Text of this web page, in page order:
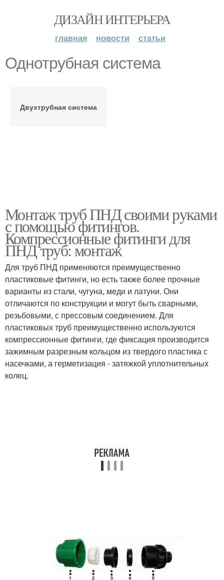
ДИЗАЙН ИНТЕРЬЕРА
главная новости статьи
Однотрубная система
Двухтрубная система
Монтаж труб ПНД своими руками
с помощью фитингов.
Компрессионные фитинги для
ПНД труб: монтаж
Для труб ПНД применяются преимущественно
пластиковые фитинги, но есть также более прочные
варианты из стали, чугуна, меди и латуни. Они
отличаются по конструкции и могут быть сварными,
резьбовыми, с прессовым соединением. Для
пластиковых труб преимущественно используются
компрессионные фитинги, где фиксация производится
зажимным разрезным кольцом из твердого пластика с
насечками, а герметизация - затяжкой уплотнительных
колец.